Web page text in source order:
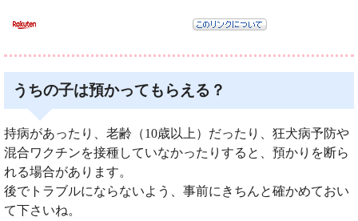
うちの子は預かってもらえる？
持病があったり、老齢（10歳以上）だったり、狂犬病予防や
混合ワクチンを接種していなかったりすると、預かりを断ら
れる場合があります。
後でトラブルにならないよう、事前にきちんと確かめておい
て下さいね。